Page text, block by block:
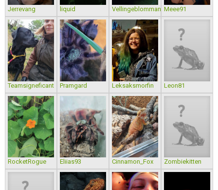
Jerrevang liquid VellingeblommanZooMeee91
Teamsigneficant Pramgard Leksaksmorfin Leon81
RocketRogue Eliias93 Cinnamon_Fox Zombiekitten